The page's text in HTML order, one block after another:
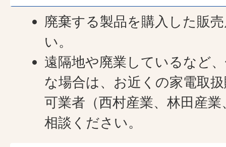
廃棄する製品を購入した販
い。
遠隔地や廃業しているなど
な場合は、お近くの家電取
可業者（西村産業、林田産
相談ください。